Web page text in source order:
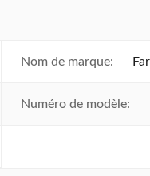
Nom de marque:
Numéro de modèle: